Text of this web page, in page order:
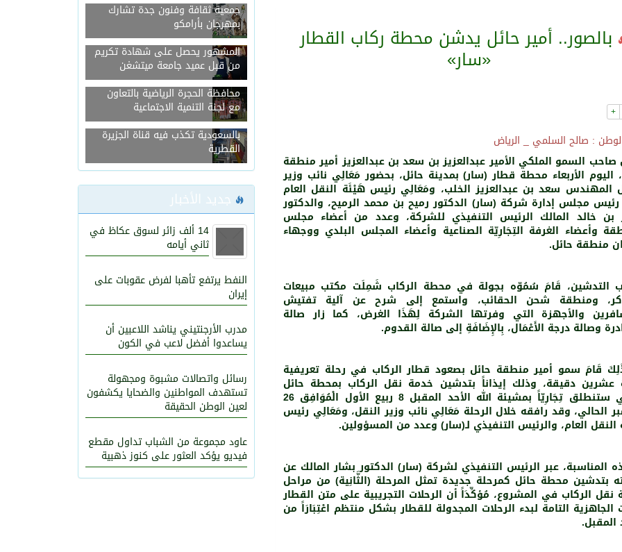
جمعية ثقافة وفنون جدة تشارك
بمهرجان بأرامكو
المشهور يحصل على شهادة تكريم
من قبل عميد جامعة ميتشغن
انطلاق بطولة مجلس شباب
محافظة الحجرة الرياضية بالتعاون
مع لجنة التنمية الاجتماعية
بيان عاجل من السفارة الألمانية
بالسعودية تكذب فيه قناة الجزيرة
القطرية
جديد الأخبار
14 ألف زائر لسوق عكاظ في
ثاني أيامه
النفط يرتفع تأهبا لفرض عقوبات على
إيران
مدرب الأرجنتيني يناشد اللاعبين أن
يساعدوا أفضل لاعب في الكون
رسائل واتصالات مشبوة ومجهولة
تستهدف المواطنين والضحايا يكشفون
لعين الوطن الحقيقة
عاود مجموعة من الشباب تداول مقطع
فيديو يؤكد العثور على كنوز ذهبية
بالصور.. أمير حائل يدشن محطة ركاب القطار
«سار»
+
: صالح السلمي _ الرياض
السمو الملكي الأمير عبدالعزيز بن سعد بن عبدالعزيز أمير منطقة
اليوم الأربعاء محطة قطار (سار) بمدينة حائل، بحضور مَعَالِي نائب وزير
المهندس سعد بن عبدالعزيز الخلب، ومَعَالِي رئيس هَيْئَة النقل العام
رئيس مجلس إدارة شركة (سار) الدكتور رميح بن محمد الرميح، والدكتور
بن خالد المالك الرئيس التنفيذي للشركة، وعدد من أعضاء مجلس
وأعضاء الغرفة التِجَارِيّة الصناعية وأعضاء المجلس البلدي ووجهاء
منطقة حائل.
التدشين، قَامَ سُمُوّه بجولة في محطة الركاب شَمِلَت مكتب مبيعات
ومنطقة شحن الحقائب، واستمع إلى شرح عن آلية تفتيش
والأجهزة التي وفرتها الشركة لِهَذَا الغرض، كما زار صالة
وصالة درجة الأَعْمَال، بِالإِضَافَةِ إلى صالة القدوم.
قَامَ سمو أمير منطقة حائل بصعود قطار الركاب في رحلة تعريفية
عشرين دقيقة، وذلك إيذاناً بتدشين خدمة نقل الركاب بمحطة حائل
والتي ستنطلق تِجَارِيّاً بمشيئة الله الأحد المقبل 8 ربيع الأول الْمُوَافِق 26
الحالي، وقد رافقه خلال الرحلة مَعَالِي نائب وزير النقل، ومَعَالِي رئيس
النقل العام، والرئيس التنفيذي لـ(سار) وعدد من المسؤولين.
المناسبة، عبر الرئيس التنفيذي لشركة (سار) الدكتور بشار المالك عن
بتدشين محطة حائل كمرحلة جديدة تمثل المرحلة (الثَّانِية) من مراحل
نقل الركاب في المشروع، مُؤكِّدَاً أن الرحلات التجريبية على متن القطار
الجاهزية التامة لبدء الرحلات المجدولة للقطار بشكل منتظم اعْتِبَارَاً من
المقبل.